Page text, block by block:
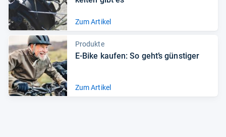
Zum Artikel
Produkte
E-​Bike kau­fen: So geht’s güns­ti­ger
Zum Artikel